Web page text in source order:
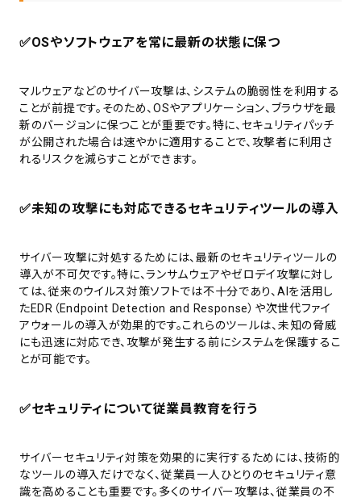
✅OSやソフトウェアを常に最新の状態に保つ
マルウェアなどのサイバー攻撃は、システムの脆弱性を利用する
ことが前提です。そのため、OSやアプリケーション、ブラウザを最
新のバージョンに保つことが重要です。特に、セキュリティパッチ
が公開された場合は速やかに適用することで、攻撃者に利用さ
れるリスクを減らすことができます。
✅未知の攻撃にも対応できるセキュリティツールの導入
サイバー攻撃に対処するためには、最新のセキュリティツールの
導入が不可欠です。特に、ランサムウェアやゼロデイ攻撃に対し
ては、従来のウイルス対策ソフトでは不十分であり、AIを活用し
たEDR（Endpoint Detection and Response）や次世代ファイ
アウォールの導入が効果的です。これらのツールは、未知の脅威
にも迅速に対応でき、攻撃が発生する前にシステムを保護するこ
とが可能です。
✅セキュリティについて従業員教育を行う
サイバーセキュリティ対策を効果的に実行するためには、技術的
なツールの導入だけでなく、従業員一人ひとりのセキュリティ意
識を高めることも重要です。多くのサイバー攻撃は、従業員の不